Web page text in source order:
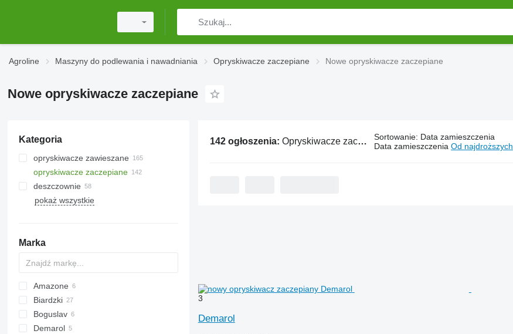
Agroline Maszyny do podlewania i nawadniania Opryskiwacze zaczepiane Nowe opryskiwacze zaczepiane
Nowe opryskiwacze zaczepiane
Kategoria
opryskiwacze zawieszane
opryskiwacze zaczepiane
deszczownie
pokaż wszystkie
Marka
Amazone
UG
UX
Biardzki
P329
Boguslav
2000
Demarol
142 ogłoszenia: Opryskiwacze zaczepiane Sortowanie: Data zamieszczenia
Data zamieszczenia Od najdroższych
3
Demarol